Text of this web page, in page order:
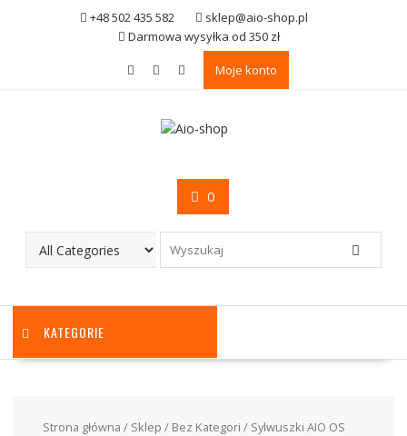
+48 502 435 582
sklep@aio-shop.pl
Darmowa wysyłka od 350 zł
Moje konto
0
KATEGORIE
Strona główna / Sklep / Bez Kategori / Sylwuszki AIO OS